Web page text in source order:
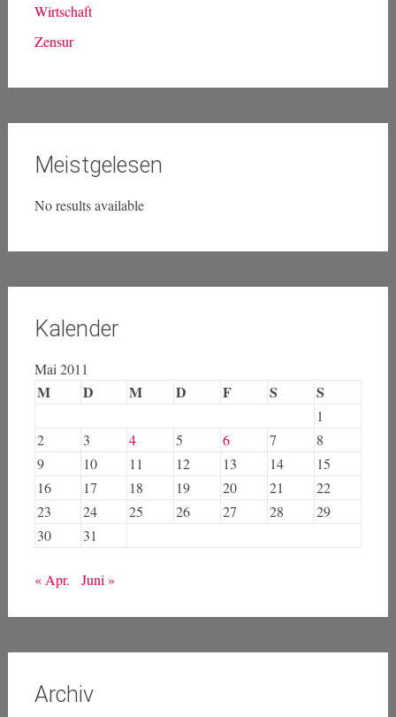
Wirtschaft
Zensur
Meistgelesen
No results available
Kalender
Mai 2011
M D M D F S S
1
2
3 4 5 6 7
8
9
10 11 12 13 14
15
16
17 18 19 20 21
22
23
24 25 26 27 28
29
30
31
« Apr. Juni »
Archiv